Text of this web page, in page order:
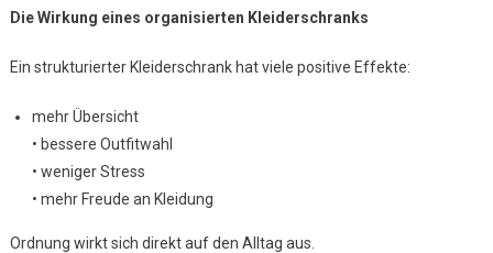
Die Wirkung eines organisierten Kleiderschranks
Ein strukturierter Kleiderschrank hat viele positive Effekte:
mehr Übersicht
• bessere Outfitwahl
• weniger Stress
• mehr Freude an Kleidung
Ordnung wirkt sich direkt auf den Alltag aus.